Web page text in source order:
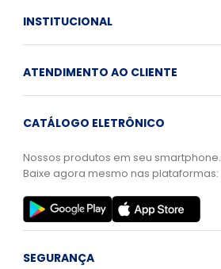
INSTITUCIONAL
ATENDIMENTO AO CLIENTE
CATÁLOGO ELETRÔNICO
Nossos produtos em seu smartphone.
Baixe agora mesmo nas plataformas:
SEGURANÇA